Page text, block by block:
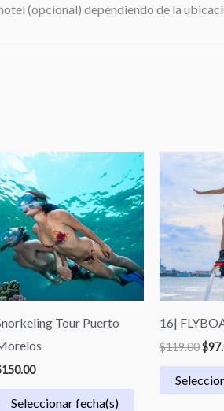
(opcional) dependiendo de la
Tour Puerto
150.00
Seleccionar fecha(s)
16|
$119.00
price
was:
$